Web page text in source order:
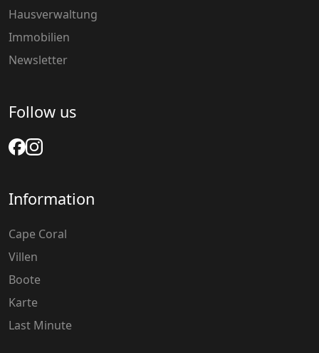
Hausverwaltung
Immobilien
Newsletter
Follow us
Information
Cape Coral
Villen
Boote
Karte
Last Minute